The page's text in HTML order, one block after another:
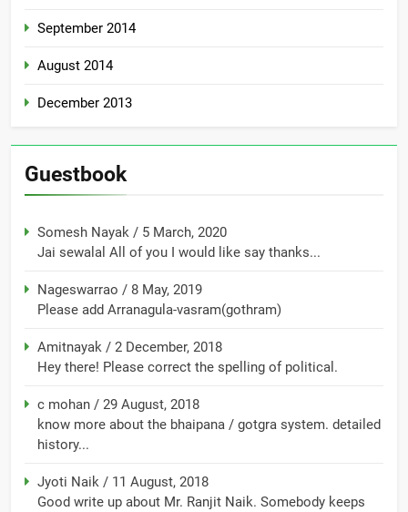
September 2014
August 2014
December 2013
Guestbook
Somesh Nayak / 5 March, 2020
Jai sewalal All of you I would like say thanks...
Nageswarrao / 8 May, 2019
Please add Arranagula-vasram(gothram)
Amitnayak / 2 December, 2018
Hey there! Please correct the spelling of political.
c mohan / 29 August, 2018
know more about the bhaipana / gotgra system. detailed
history...
Jyoti Naik / 11 August, 2018
Good write up about Mr. Ranjit Naik. Somebody keeps